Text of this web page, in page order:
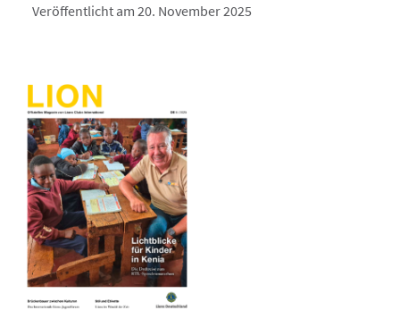
Veröffentlicht am 20. November 2025